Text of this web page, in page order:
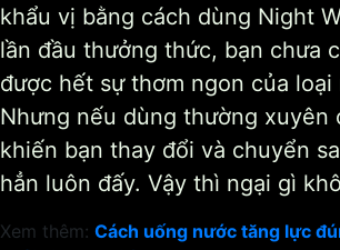
khẩu vị bằng cách dùng Night
lần đầu thưởng thức, bạn chưa
được hết sự thơm ngon của loại
Nhưng nếu dùng thường xuyên
khiến bạn thay đổi và chuyển
hẳn luôn đấy. Vậy thì ngại gì
Xem thêm: Cách uống nước tăng lực